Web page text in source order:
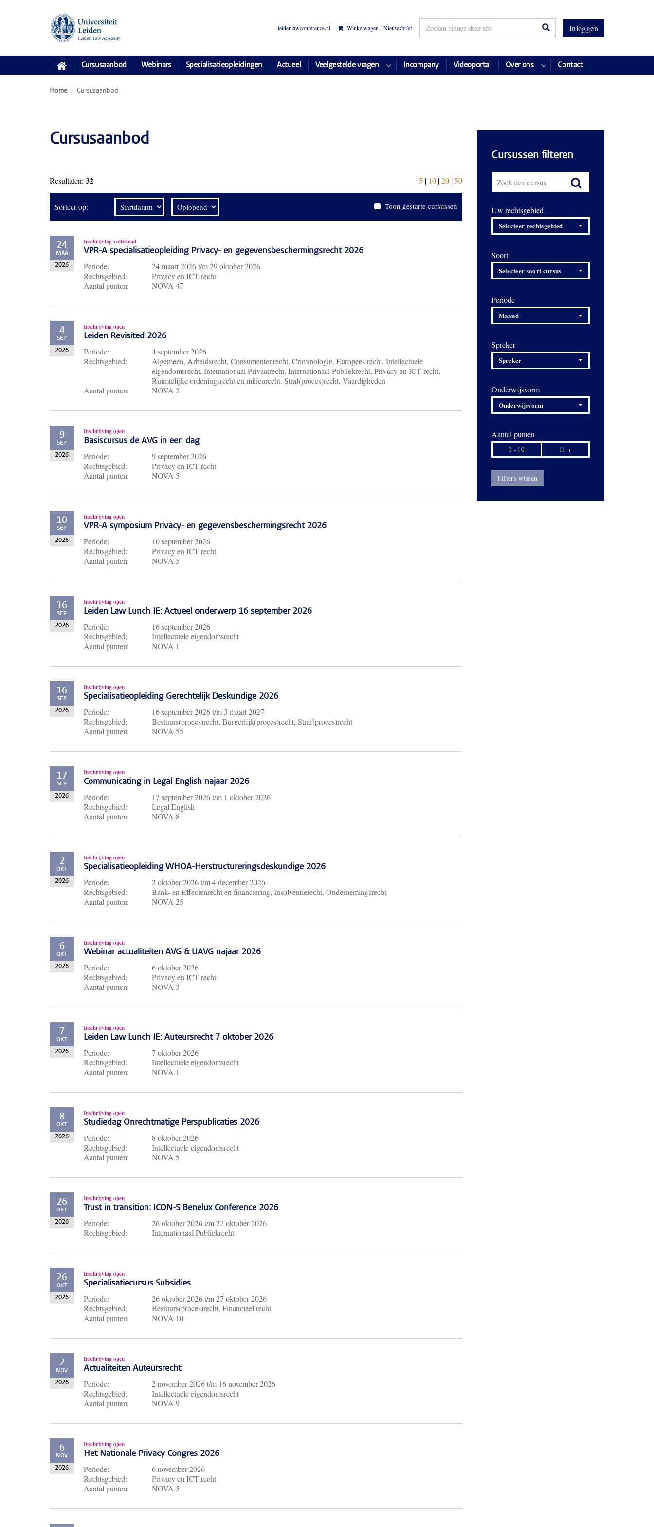
Inloggen
leidenlawconference.nl Winkelwagen Nieuwsbrief
Cursusaanbod Webinars Specialisatieopleidingen Actueel Veelgestelde vragen Incompany Videoportal Over ons Contact
Home Cursusaanbod
Cursusaanbod
Resultaten: 32 5 | 10|20|50
Sorteer op: Toon gestarte cursussen
24
MAA
2026
Inschrijving voltekend
VPR-A specialisatieopleiding Privacy- en gegevensbeschermingsrecht 2026
Periode: 24 maart 2026t/m29 oktober 2026
Rechtsgebied:
Privacy en ICT recht
Aantal punten:
NOVA 47
4
SEP
2026
Inschrijving open
Leiden Revisited 2026
Periode:
4 september 2026
Rechtsgebied:
Algemeen, Arbeidsrecht, Consumentenrecht, Criminologie, Europees recht, Intellectuele
eigendomsrecht, Internationaal Privaatrecht, Internationaal Publiekrecht, Privacy en ICT recht,
Ruimtelijke ordeningsrecht en milieurecht, Straf(proces)recht, Vaardigheden
Aantal punten:
NOVA 2
9
SEP
2026
Inschrijving open
Basiscursus de AVG in een dag
Periode:
9 september 2026
Rechtsgebied:
Privacy en ICT recht
Aantal punten:
NOVA 5
10
SEP
2026
Inschrijving open
VPR-A symposium Privacy- en gegevensbeschermingsrecht 2026
Periode:
10 september 2026
Rechtsgebied:
Privacy en ICT recht
Aantal punten:
NOVA 5
16
SEP
2026
Inschrijving open
Leiden Law Lunch IE: Actueel onderwerp 16 september 2026
Periode:
16 september 2026
Rechtsgebied:
Intellectuele eigendomsrecht
Aantal punten:
NOVA 1
16
SEP
2026
Inschrijving open
Specialisatieopleiding Gerechtelijk Deskundige 2026
Periode: 16 september 2026t/m 3 maart 2027
Rechtsgebied:
Bestuurs(proces)recht, Burgerlijk(proces)recht, Straf(proces)recht
Aantal punten:
NOVA 55
17
SEP
2026
Inschrijving open
Communicating in Legal English najaar 2026
Periode: 17 september 2026t/m 1 oktober 2026
Rechtsgebied:
Legal English
Aantal punten:
NOVA 8
2
OKT
2026
Inschrijving open
Specialisatieopleiding WHOA-Herstructureringsdeskundige 2026
Periode: 2 oktober 2026t/m4 december 2026
Rechtsgebied:
Bank- en Effectenrecht en financiering, Insolventierecht, Ondernemingsrecht
Aantal punten:
NOVA 25
6
OKT
2026
Inschrijving open
Webinar actualiteiten AVG & UAVG najaar 2026
Periode:
6 oktober 2026
Rechtsgebied:
Privacy en ICT recht
Aantal punten:
NOVA 3
7
OKT
2026
Inschrijving open
Leiden Law Lunch IE: Auteursrecht 7 oktober 2026
Periode:
7 oktober 2026
Rechtsgebied:
Intellectuele eigendomsrecht
Aantal punten:
NOVA 1
8
OKT
2026
Inschrijving open
Studiedag Onrechtmatige Perspublicaties 2026
Periode:
8 oktober 2026
Rechtsgebied:
Intellectuele eigendomsrecht
Aantal punten:
NOVA 5
26
OKT
2026
Inschrijving open
Trust in transition: ICON-S Benelux Conference 2026
Periode: 26 oktober 2026t/m27 oktober 2026
Rechtsgebied:
Internationaal Publiekrecht
26
OKT
2026
Inschrijving open
Specialisatiecursus Subsidies
Periode: 26 oktober 2026t/m27 oktober 2026
Rechtsgebied:
Bestuurs(proces)recht, Financieel recht
Aantal punten:
NOVA 10
2
NOV
2026
Inschrijving open
Actualiteiten Auteursrecht
Periode: 2 november 2026t/m 16 november 2026
Rechtsgebied:
Intellectuele eigendomsrecht
Aantal punten:
NOVA 9
6
NOV
2026
Inschrijving open
Het Nationale Privacy Congres 2026
Periode:
6 november 2026
Rechtsgebied:
Privacy en ICT recht
Aantal punten:
NOVA 5
Cursussen filteren
Uw rechtsgebied
Selecteer rechtsgebied
Soort
Selecteer soort cursus
Periode
Maand
Spreker
Spreker
Onderwijsvorm
Onderwijsvorm
Aantal punten
0 - 10 11 +
Filters wissen